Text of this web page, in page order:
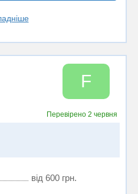
F
Перевірено 2 червня
від 600 грн.